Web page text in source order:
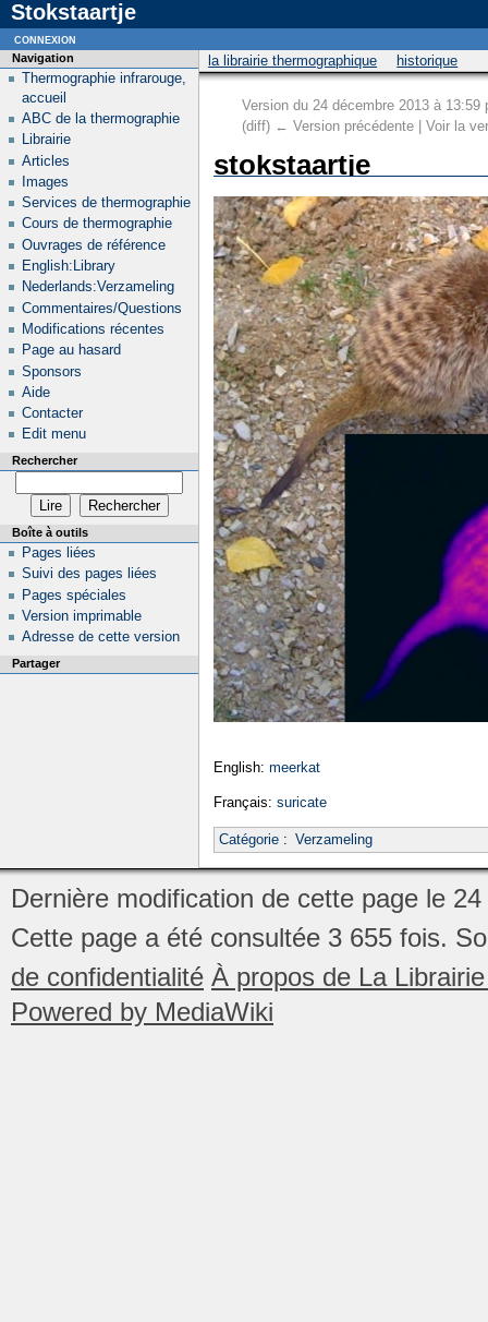
Stokstaartje
la librairie thermographique historique
Version du 24 décembre 2013 à 13:59
(diff) ← Version précédente | Voir la
stokstaartje
English: meerkat
Français: suricate
Catégorie: Verzameling
Navigation
Thermographie infrarouge,
accueil
ABC de la thermographie
Librairie
Articles
Images
Services de thermographie
Cours de thermographie
Ouvrages de référence
English:Library
Nederlands:Verzameling
Commentaires/Questions
Modifications récentes
Page au hasard
Sponsors
Aide
Contacter
Edit menu
Rechercher
Boîte à outils
Pages liées
Suivi des pages liées
Pages spéciales
Version imprimable
Adresse de cette version
Partager
connexion
Dernière modification de cette page le
Cette page a été consultée 3 655 fois.
de confidentialité À propos de La
Powered by MediaWiki